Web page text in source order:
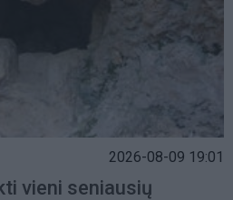
2026-08-09 19:01
vieni seniausių